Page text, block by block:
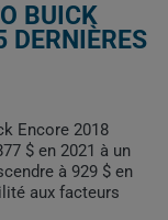
BUICK
DERNIÈRES
Encore 2018
$ en 2021 à un
à 929 $ en
aux facteurs